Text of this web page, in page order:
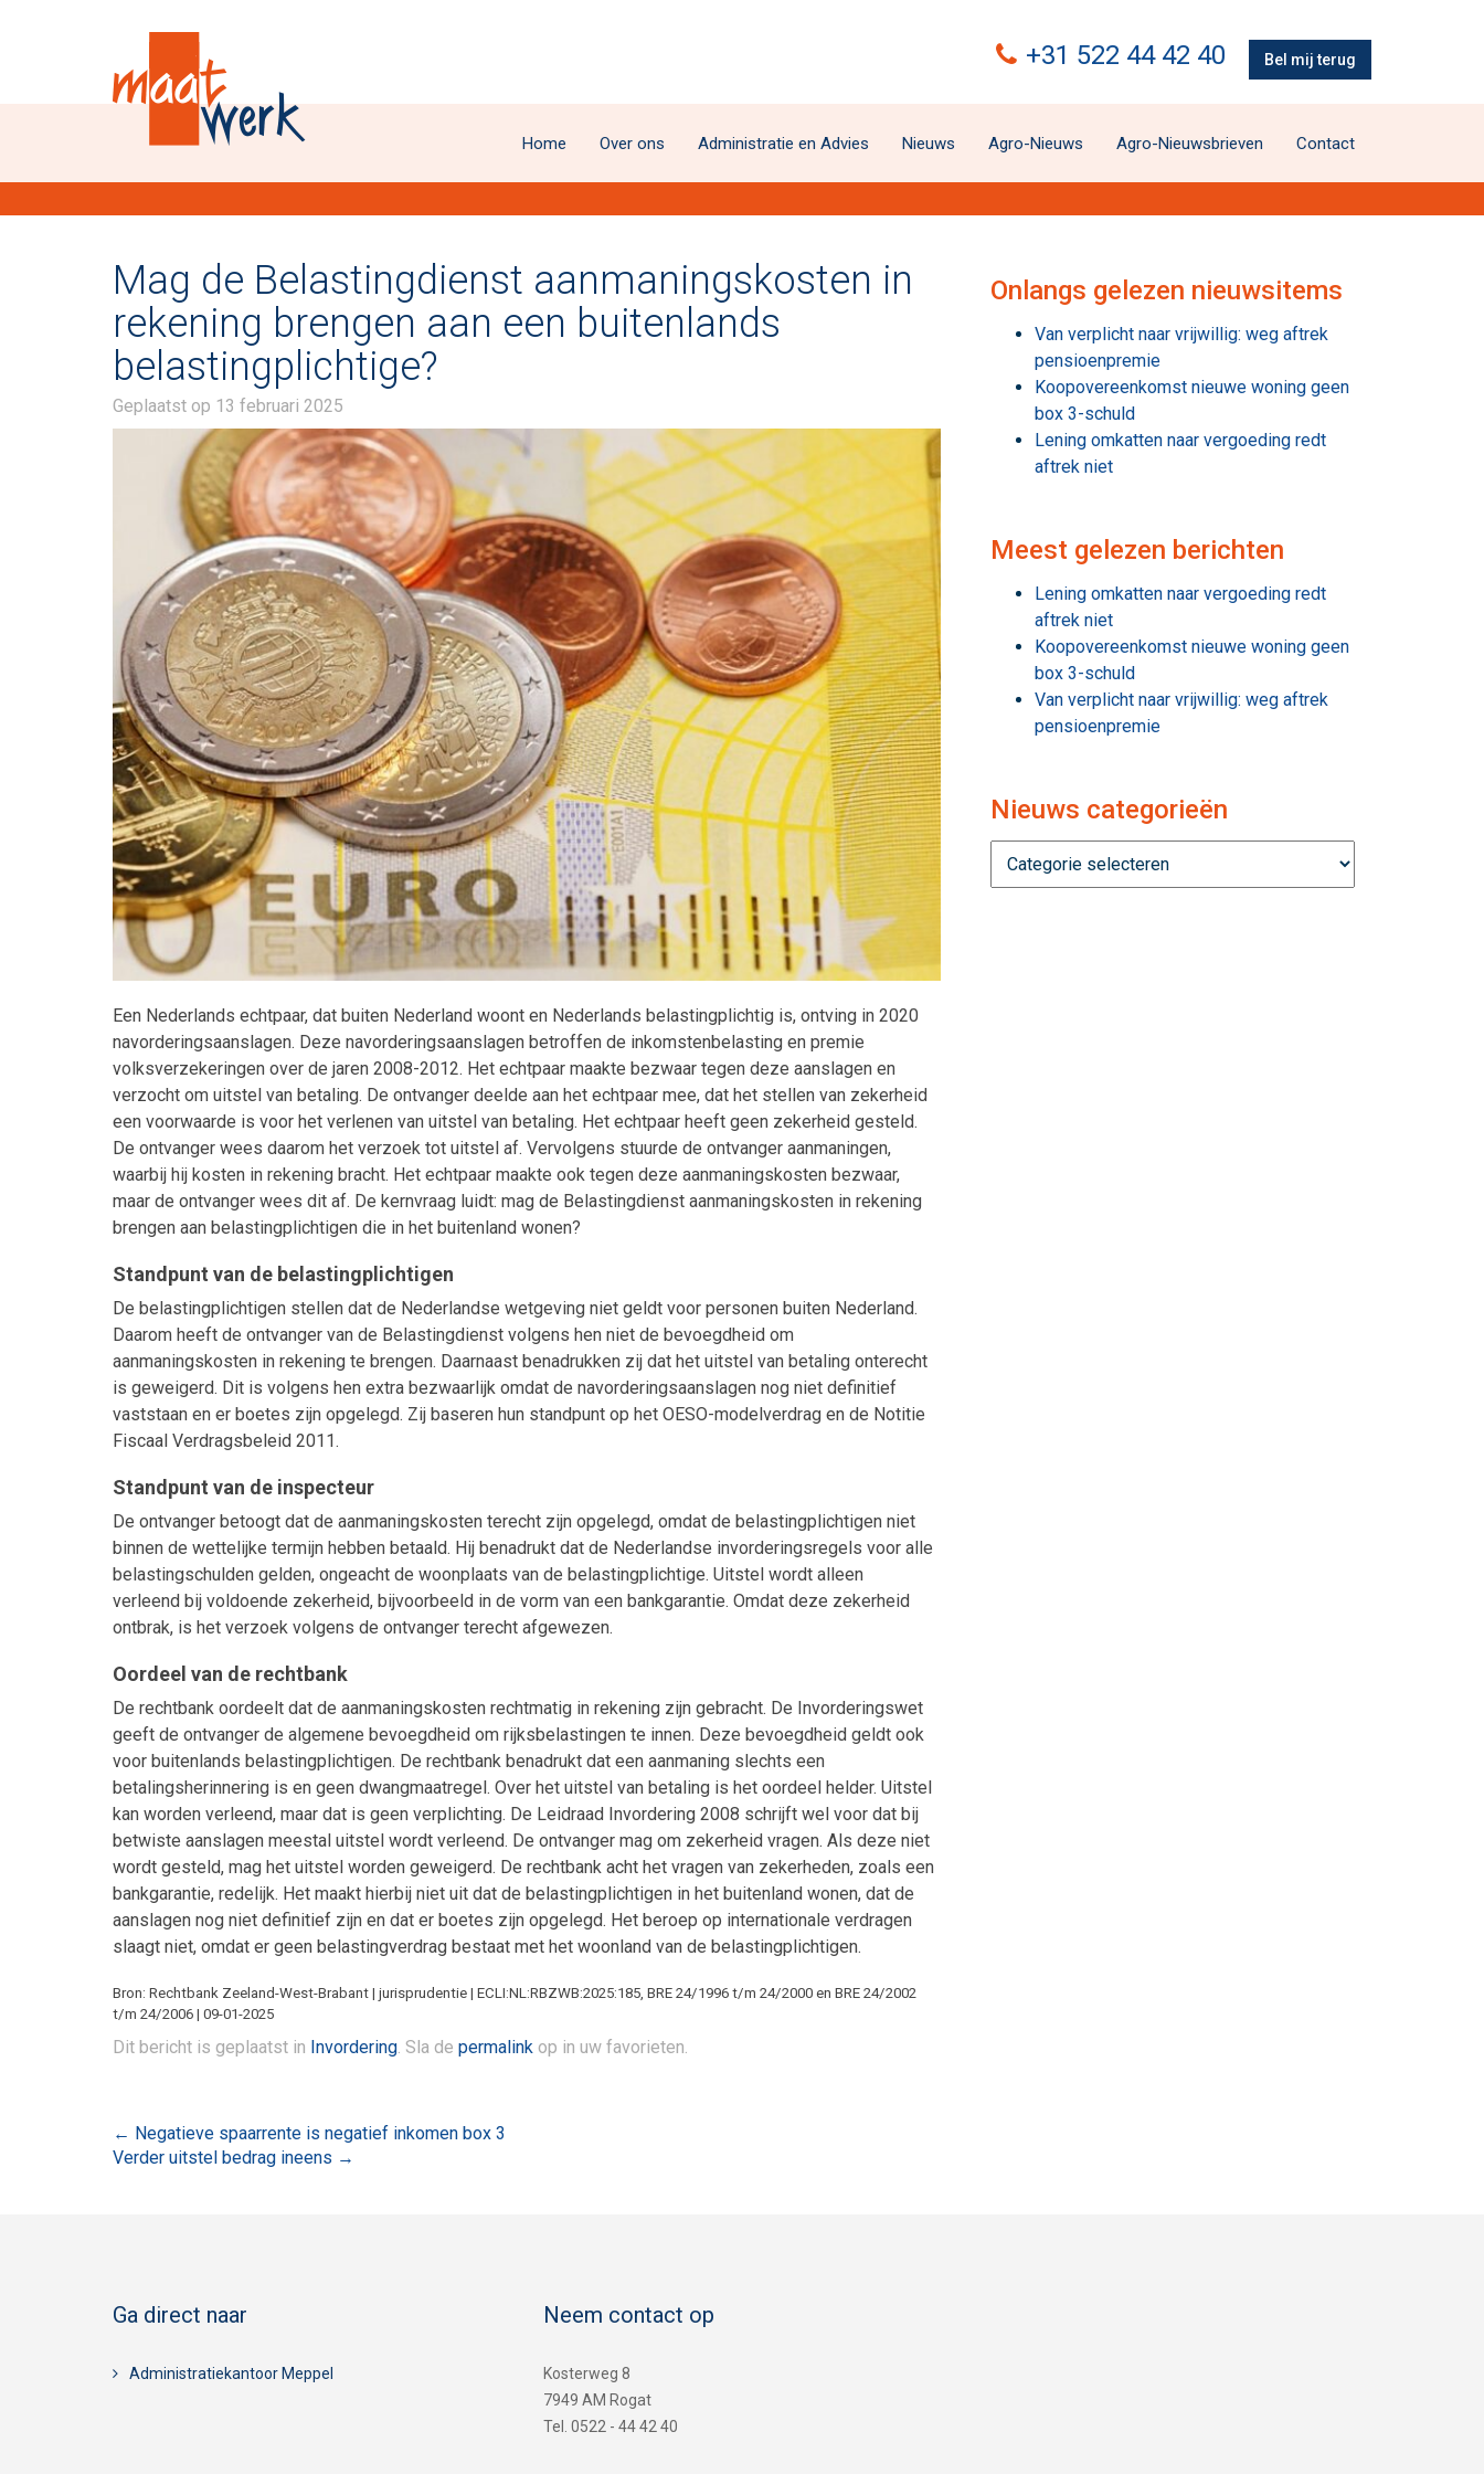
Maatwerk
+31 522 44 42 40 Bel mij terug
Home Over ons Administratie en Advies Nieuws Agro-Nieuws Agro-Nieuwsbrieven Contact
Mag de Belastingdienst aanmaningskosten in
rekening brengen aan een buitenlands
belastingplichtige?
Geplaatst op 13 februari 2025
Een Nederlands echtpaar, dat buiten Nederland woont en Nederlands belastingplichtig is, ontving in 2020
navorderingsaanslagen. Deze navorderingsaanslagen betroffen de inkomstenbelasting en premie
volksverzekeringen over de jaren 2008-2012. Het echtpaar maakte bezwaar tegen deze aanslagen en
verzocht om uitstel van betaling. De ontvanger deelde aan het echtpaar mee, dat het stellen van zekerheid
een voorwaarde is voor het verlenen van uitstel van betaling. Het echtpaar heeft geen zekerheid gesteld.
De ontvanger wees daarom het verzoek tot uitstel af. Vervolgens stuurde de ontvanger aanmaningen,
waarbij hij kosten in rekening bracht. Het echtpaar maakte ook tegen deze aanmaningskosten bezwaar,
maar de ontvanger wees dit af. De kernvraag luidt: mag de Belastingdienst aanmaningskosten in rekening
brengen aan belastingplichtigen die in het buitenland wonen?
Standpunt van de belastingplichtigen
De belastingplichtigen stellen dat de Nederlandse wetgeving niet geldt voor personen buiten Nederland.
Daarom heeft de ontvanger van de Belastingdienst volgens hen niet de bevoegdheid om
aanmaningskosten in rekening te brengen. Daarnaast benadrukken zij dat het uitstel van betaling onterecht
is geweigerd. Dit is volgens hen extra bezwaarlijk omdat de navorderingsaanslagen nog niet definitief
vaststaan en er boetes zijn opgelegd. Zij baseren hun standpunt op het OESO-modelverdrag en de Notitie
Fiscaal Verdragsbeleid 2011.
Standpunt van de inspecteur
De ontvanger betoogt dat de aanmaningskosten terecht zijn opgelegd, omdat de belastingplichtigen niet
binnen de wettelijke termijn hebben betaald. Hij benadrukt dat de Nederlandse invorderingsregels voor alle
belastingschulden gelden, ongeacht de woonplaats van de belastingplichtige. Uitstel wordt alleen
verleend bij voldoende zekerheid, bijvoorbeeld in de vorm van een bankgarantie. Omdat deze zekerheid
ontbrak, is het verzoek volgens de ontvanger terecht afgewezen.
Oordeel van de rechtbank
De rechtbank oordeelt dat de aanmaningskosten rechtmatig in rekening zijn gebracht. De Invorderingswet
geeft de ontvanger de algemene bevoegdheid om rijksbelastingen te innen. Deze bevoegdheid geldt ook
voor buitenlands belastingplichtigen. De rechtbank benadrukt dat een aanmaning slechts een
betalingsherinnering is en geen dwangmaatregel. Over het uitstel van betaling is het oordeel helder. Uitstel
kan worden verleend, maar dat is geen verplichting. De Leidraad Invordering 2008 schrijft wel voor dat bij
betwiste aanslagen meestal uitstel wordt verleend. De ontvanger mag om zekerheid vragen. Als deze niet
wordt gesteld, mag het uitstel worden geweigerd. De rechtbank acht het vragen van zekerheden, zoals een
bankgarantie, redelijk. Het maakt hierbij niet uit dat de belastingplichtigen in het buitenland wonen, dat de
aanslagen nog niet definitief zijn en dat er boetes zijn opgelegd. Het beroep op internationale verdragen
slaagt niet, omdat er geen belastingverdrag bestaat met het woonland van de belastingplichtigen.
Bron: Rechtbank Zeeland-West-Brabant | jurisprudentie | ECLI:NL:RBZWB:2025:185, BRE 24/1996 t/m 24/2000 en BRE 24/2002
t/m 24/2006 | 09-01-2025
Dit bericht is geplaatst in Invordering. Sla de permalink op in uw favorieten.
Bericht
← Negatieve spaarrente is negatief inkomen box 3
Verder uitstel bedrag ineens →
Onlangs gelezen nieuwsitems
Van verplicht naar vrijwillig: weg aftrek
pensioenpremie
Koopovereenkomst nieuwe woning geen
box 3-schuld
Lening omkatten naar vergoeding redt
aftrek niet
Meest gelezen berichten
Lening omkatten naar vergoeding redt
aftrek niet
Koopovereenkomst nieuwe woning geen
box 3-schuld
Van verplicht naar vrijwillig: weg aftrek
pensioenpremie
Nieuws categorieën
categorieën
Ga direct naar
Administratiekantoor Meppel
Neem contact op
Kosterweg 8
7949 AM Rogat
Tel. 0522 - 44 42 40